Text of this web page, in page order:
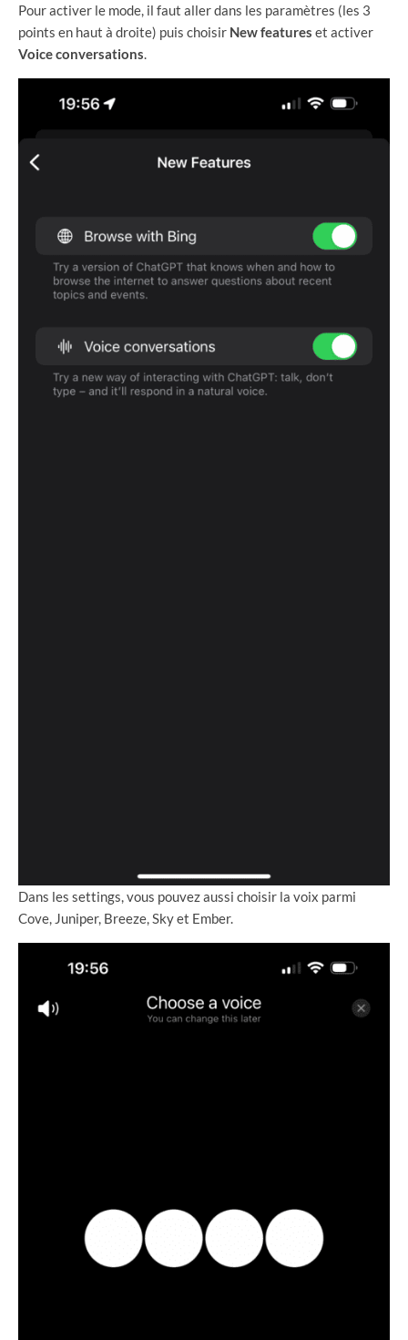
Pour activer le mode, il faut aller dans les paramètres (les 3
points en haut à droite) puis choisir New features et activer
Voice conversations.
Dans les settings, vous pouvez aussi choisir la voix parmi
Cove, Juniper, Breeze, Sky et Ember.